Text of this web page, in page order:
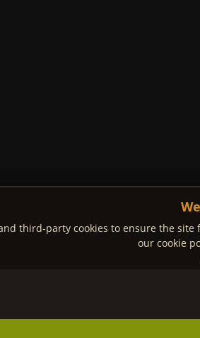
third-party cookies to ensure the
our cookie